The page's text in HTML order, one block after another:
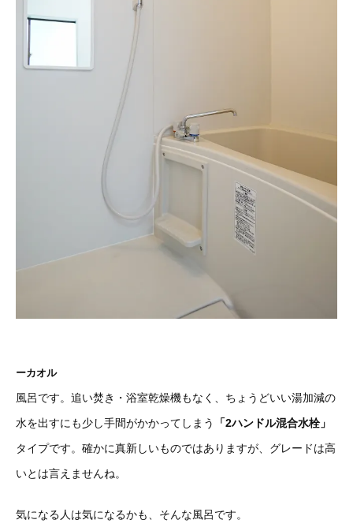
ーカオル
風呂です。追い焚き・浴室乾燥機もなく、ちょうどいい湯加減の
水を出すにも少し手間がかかってしまう
「2ハンドル混合水栓」
タイプです。確かに真新しいものではありますが、グレードは高
いとは言えませんね。
気になる人は気になるかも、そんな風呂です。